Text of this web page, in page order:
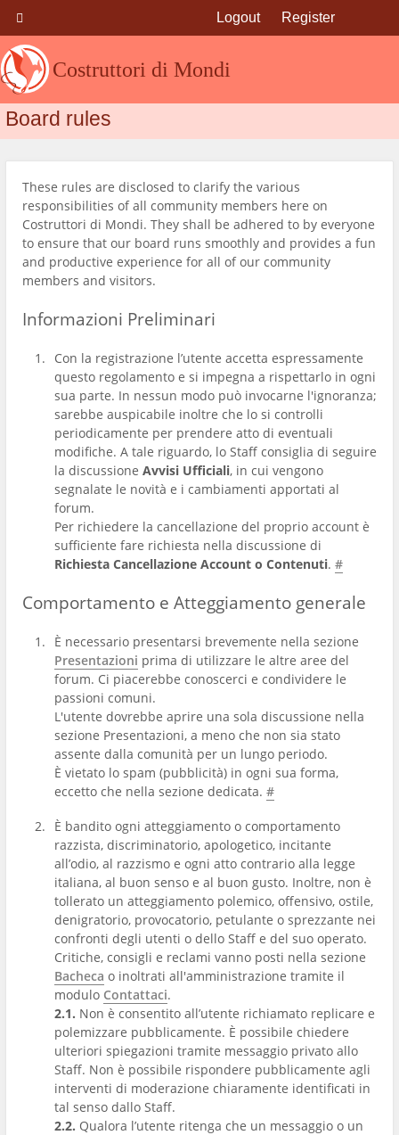
Costruttori di Mondi
Logout Register
Board rules
These rules are disclosed to clarify the various
responsibilities of all community members here on
Costruttori di Mondi. They shall be adhered to by everyone
to ensure that our board runs smoothly and provides a fun
and productive experience for all of our community
members and visitors.
Informazioni Preliminari
Con la registrazione l’utente accetta espressamente
questo regolamento e si impegna a rispettarlo in ogni
sua parte. In nessun modo può invocarne l'ignoranza;
sarebbe auspicabile inoltre che lo si controlli
periodicamente per prendere atto di eventuali
modifiche. A tale riguardo, lo Staff consiglia di seguire
la discussione Avvisi Ufficiali, in cui vengono
segnalate le novità e i cambiamenti apportati al
forum.
Per richiedere la cancellazione del proprio account è
sufficiente fare richiesta nella discussione di
Richiesta Cancellazione Account o Contenuti. #
Comportamento e Atteggiamento generale
È necessario presentarsi brevemente nella sezione
Presentazioni prima di utilizzare le altre aree del
forum. Ci piacerebbe conoscerci e condividere le
passioni comuni.
L'utente dovrebbe aprire una sola discussione nella
sezione Presentazioni, a meno che non sia stato
assente dalla comunità per un lungo periodo.
È vietato lo spam (pubblicità) in ogni sua forma,
eccetto che nella sezione dedicata. #
È bandito ogni atteggiamento o comportamento
razzista, discriminatorio, apologetico, incitante
all’odio, al razzismo e ogni atto contrario alla legge
italiana, al buon senso e al buon gusto. Inoltre, non è
tollerato un atteggiamento polemico, offensivo, ostile,
denigratorio, provocatorio, petulante o sprezzante nei
confronti degli utenti o dello Staff e del suo operato.
Critiche, consigli e reclami vanno posti nella sezione
Bacheca o inoltrati all'amministrazione tramite il
modulo Contattaci.
2.1. Non è consentito all’utente richiamato replicare e
polemizzare pubblicamente. È possibile chiedere
ulteriori spiegazioni tramite messaggio privato allo
Staff. Non è possibile rispondere pubblicamente agli
interventi di moderazione chiaramente identificati in
tal senso dallo Staff.
2.2. Qualora l’utente ritenga che un messaggio o un